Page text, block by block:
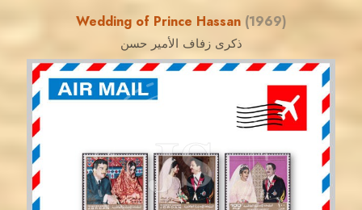
Wedding of Prince Hassan (1969)
ذكرى زفاف الأمير حسن
JS
JORDANSTAMPS.COM